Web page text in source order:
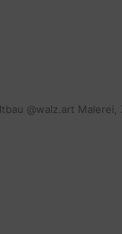
@walz.art